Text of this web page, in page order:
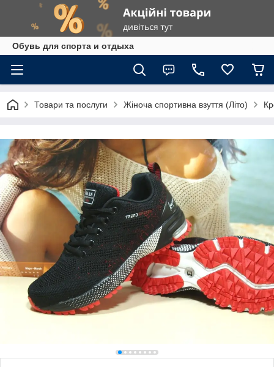
Обувь для спорта и отдыха
Товари та послуги Жіноча спортивна взуття (Літо)